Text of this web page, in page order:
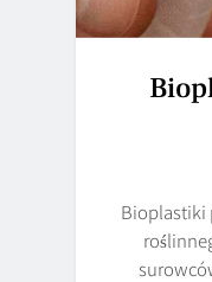
Bioplastiki